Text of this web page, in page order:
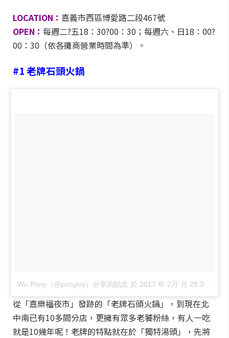
LOCATION ： 嘉義市西區博愛路二段467號
OPEN ： 每週二?五18：30?00：30；每週六、日18：00?
00：30（依各攤商營業時間為準）。
#1老牌石頭火鍋
Wu Pony（@ponylvy）分享的貼文 於 2017 年 2月 月 28 3:20上午 PST
從「嘉樂福夜市」發跡的「老牌石頭火鍋」，到現在北
中南已有10多間分店，更擁有眾多老饕粉絲，有人一吃
就是10幾年呢！老牌的特點就在於「獨特湯頭」，先將